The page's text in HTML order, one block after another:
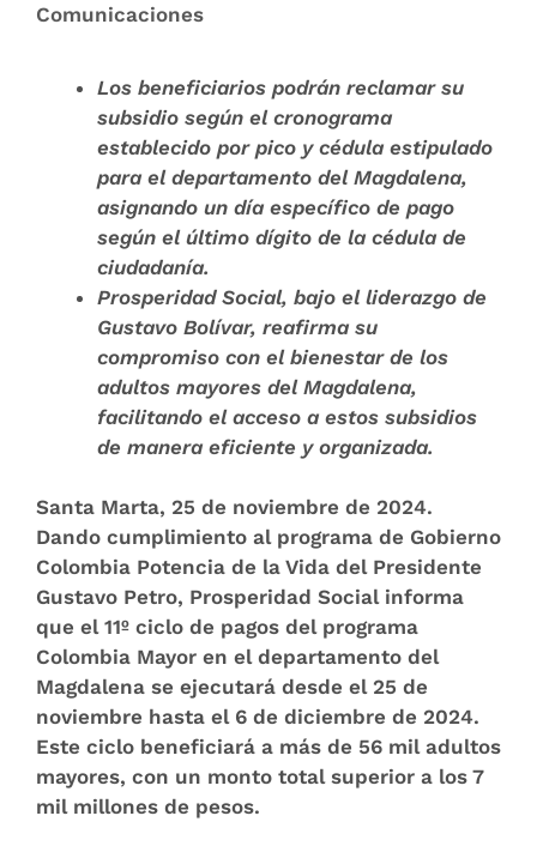
Comunicaciones
Los beneficiarios podrán reclamar su
subsidio según el cronograma
establecido por pico y cédula estipulado
para el departamento del Magdalena,
asignando un día específico de pago
según el último dígito de la cédula de
ciudadanía.
Prosperidad Social, bajo el liderazgo de
Gustavo Bolívar, reafirma su
compromiso con el bienestar de los
adultos mayores del Magdalena,
facilitando el acceso a estos subsidios
de manera eficiente y organizada.
Santa Marta, 25 de noviembre de 2024.
Dando cumplimiento al programa de Gobierno
Colombia Potencia de la Vida del Presidente
Gustavo Petro, Prosperidad Social informa
que el 11º ciclo de pagos del programa
Colombia Mayor en el departamento del
Magdalena se ejecutará desde el 25 de
noviembre hasta el 6 de diciembre de 2024.
Este ciclo beneficiará a más de 56 mil adultos
mayores, con un monto total superior a los 7
mil millones de pesos.